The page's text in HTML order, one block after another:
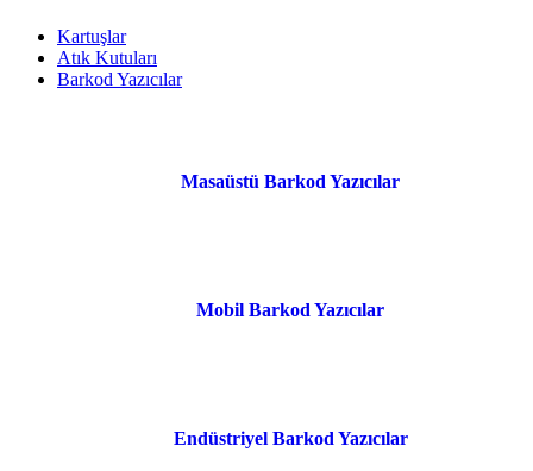
Kartuşlar
Atık Kutuları
Barkod Yazıcılar
Masaüstü Barkod Yazıcılar
Mobil Barkod Yazıcılar
Endüstriyel Barkod Yazıcılar